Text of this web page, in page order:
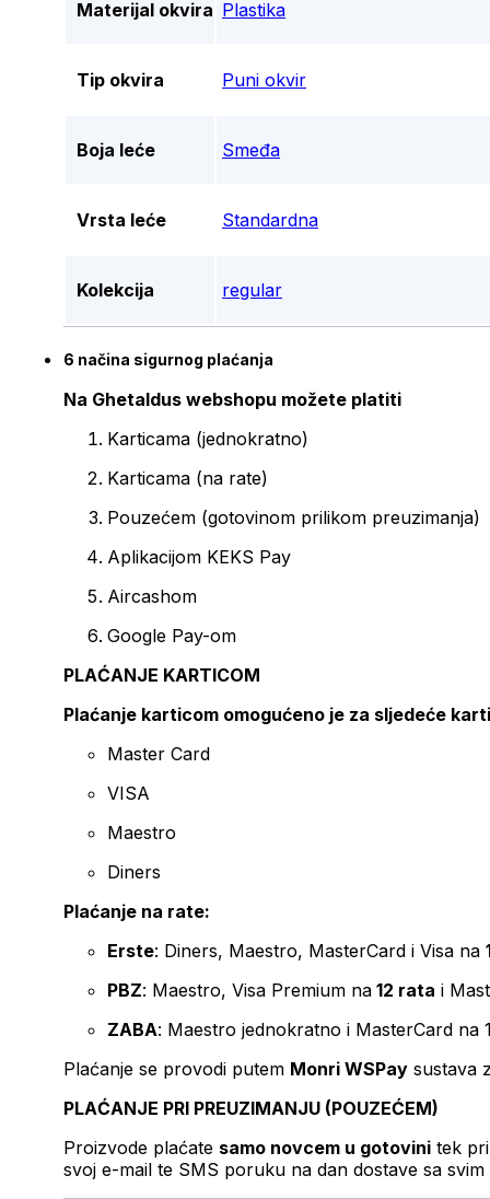
Materijal okvira Plastika
Tip okvira Puni okvir
Boja leće Smeđa
Vrsta leće Standardna
Kolekcija regular
6 načina sigurnog plaćanja
Na Ghetaldus webshopu možete platiti
Karticama (jednokratno)
Karticama (na rate)
Pouzećem (gotovinom prilikom preuzimanja)
Aplikacijom KEKS Pay
Aircashom
Google Pay-om
PLAĆANJE KARTICOM
Plaćanje karticom omogućeno je za sljedeće
Master Card
VISA
Maestro
Diners
Plaćanje na rate:
Erste: Diners, Maestro, MasterCard i Visa na
PBZ: Maestro, Visa Premium na 12 rata i
ZABA: Maestro jednokratno i MasterCard na
Plaćanje se provodi putem Monri WSPay sustava
PLAĆANJE PRI PREUZIMANJU (POUZEĆEM)
Proizvode plaćate samo novcem u gotovini tek
svoj e-mail te SMS poruku na dan dostave sa svim